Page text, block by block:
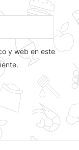
y web en este